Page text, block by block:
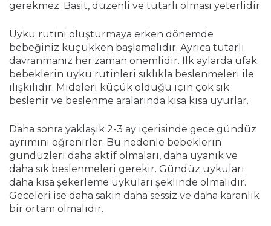
gerekmez. Basit, düzenli ve tutarlı olması yeterlidir.
Uyku rutini oluşturmaya erken dönemde
bebeğiniz küçükken başlamalıdır. Ayrıca tutarlı
davranmanız her zaman önemlidir. İlk aylarda ufak
bebeklerin uyku rutinleri sıklıkla beslenmeleri ile
ilişkilidir. Mideleri küçük olduğu için çok sık
beslenir ve beslenme aralarında kısa kısa uyurlar.
Daha sonra yaklaşık 2-3 ay içerisinde gece gündüz
ayrımını öğrenirler. Bu nedenle bebeklerin
gündüzleri daha aktif olmaları, daha uyanık ve
daha sık beslenmeleri gerekir. Gündüz uykuları
daha kısa şekerleme uykuları şeklinde olmalıdır.
Geceleri ise daha sakin daha sessiz ve daha karanlık
bir ortam olmalıdır.